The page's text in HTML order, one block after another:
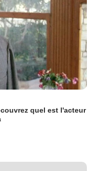
quel est l'acteur